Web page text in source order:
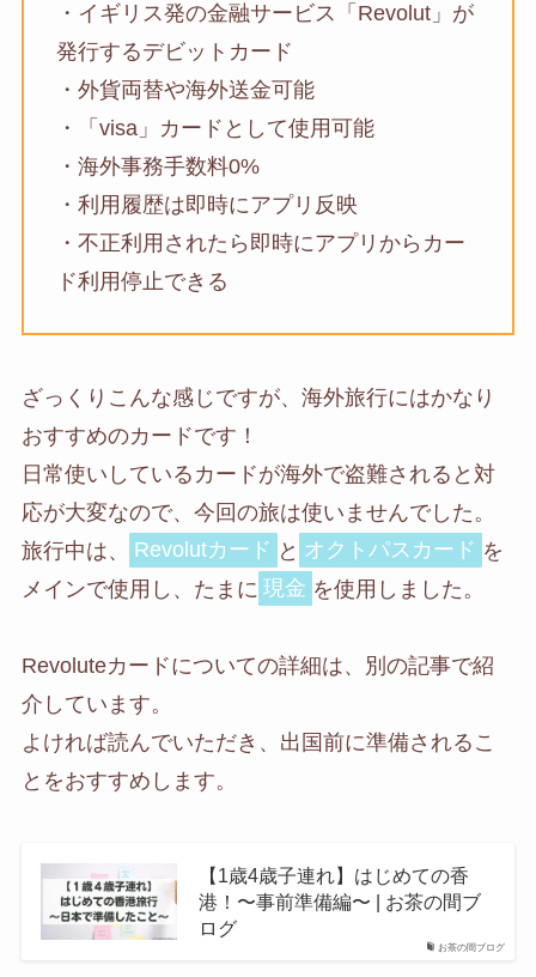
・イギリス発の金融サービス「Revolut」が
発行するデビットカード
・外貨両替や海外送金可能
・「visa」カードとして使用可能
・海外事務手数料0%
・利用履歴は即時にアプリ反映
・不正利用されたら即時にアプリからカー
ド利用停止できる
ざっくりこんな感じですが、海外旅行にはかなり
おすすめのカードです！
日常使いしているカードが海外で盗難されると対
応が大変なので、今回の旅は使いませんでした。
旅行中は、
Revolutカード と オクトパスカード を
メインで使用し、たまに 現金 を使用しました。
Revoluteカードについての詳細は、別の記事で紹
介しています。
よければ読んでいただき、出国前に準備されるこ
とをおすすめします。
お茶の間ブログ
【1歳4歳子連れ】はじめての香
港！〜事前準備編〜 | お茶の間ブ
ログ